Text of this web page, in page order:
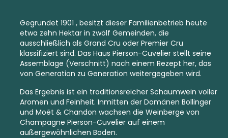
Gegründet 1901 , besitzt dieser Familienbetrieb heute
etwa zehn Hektar in zwölf Gemeinden, die
ausschließlich als Grand Cru oder Premier Cru
klassifiziert sind. Das Haus Pierson-Cuvelier stellt seine
Assemblage (Verschnitt) nach einem Rezept her, das
von Generation zu Generation weitergegeben wird.
Das Ergebnis ist ein traditionsreicher Schaumwein voller
Aromen und Feinheit. Inmitten der Domänen Bollinger
und Moët & Chandon wachsen die Weinberge von
Champagne Pierson-Cuvelier auf einem
außergewöhnlichen Boden.